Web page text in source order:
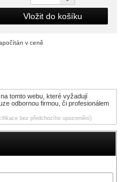
Vložit do košíku
v ceně
tomto webu, které vyžadují
odbornou firmou, či profesionálem
bez předchozího upozornění)